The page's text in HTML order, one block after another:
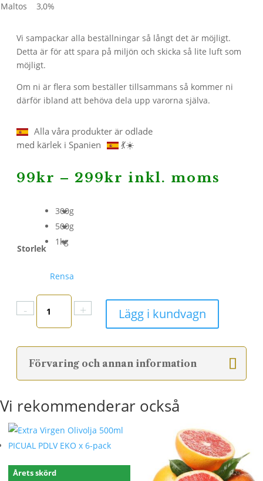
Maltos
3,0%
Vi sampackar alla beställningar så långt det är möjligt.
Detta är för att spara på miljön och skicka så lite luft som
möjligt.
Om ni är flera som beställer tillsammans så kommer ni
därför ibland att behöva dela upp varorna själva.
Alla våra produkter är odlade
med kärlek i Spanien
💃☀️
99kr – 299kr Prisintervall:
inkl. moms
Storlek
300g
500g
1kg
Rensa
-
Honung
Timjanblommor
mängd
+ Lägg i kundvagn
Förvaring och annan information
Vi rekommenderar också
Årets skörd